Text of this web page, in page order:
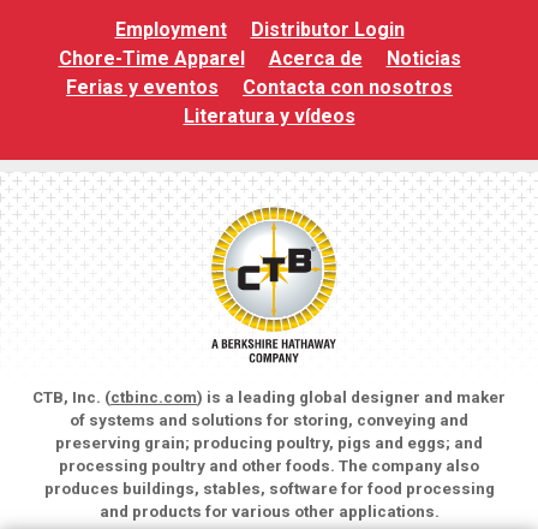
Employment
Distributor Login
Chore-Time Apparel
Acerca de
Noticias
Ferias y eventos
Contacta con nosotros
Literatura y vídeos
CTB, Inc. (ctbinc.com) is a leading global designer and maker
of systems and solutions for storing, conveying and
preserving grain; producing poultry, pigs and eggs; and
processing poultry and other foods. The company also
produces buildings, stables, software for food processing
and products for various other applications.